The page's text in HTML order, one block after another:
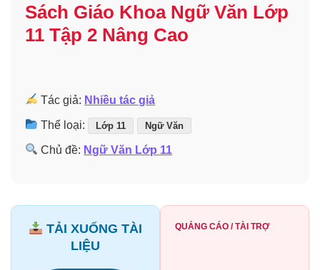
Sách Giáo Khoa Ngữ Văn Lớp
11 Tập 2 Nâng Cao
Tác giả: Nhiều tác giả
Thể loại: Lớp 11 Ngữ Văn
Chủ đề: Ngữ Văn Lớp 11
TẢI XUỐNG TÀI
LIỆU
QUẢNG CÁO / TÀI TRỢ